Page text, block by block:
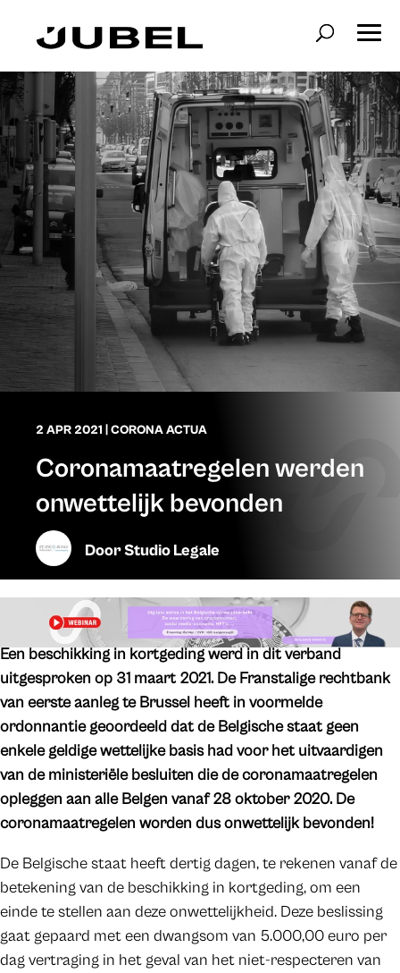
2 APR 2021 CORONA ACTUA
Coronamaatregelen werden
onwettelijk bevonden
DoorStudio Legale
Een beschikking in kortgeding werd in dit verband
uitgesproken op 31 maart 2021. De Franstalige rechtbank
van eerste aanleg te Brussel heeft in voormelde
ordonnantie geoordeeld dat de Belgische staat geen
enkele geldige wettelijke basis had voor het uitvaardigen
van de ministeriële besluiten die de coronamaatregelen
opleggen aan alle Belgen vanaf 28 oktober 2020. De
coronamaatregelen worden dus onwettelijk bevonden!
De Belgische staat heeft dertig dagen, te rekenen vanaf de
betekening van de beschikking in kortgeding, om een
einde te stellen aan deze onwettelijkheid. Deze beslissing
gaat gepaard met een dwangsom van 5.000,00 euro per
dag vertraging in het geval van het niet-respecteren van